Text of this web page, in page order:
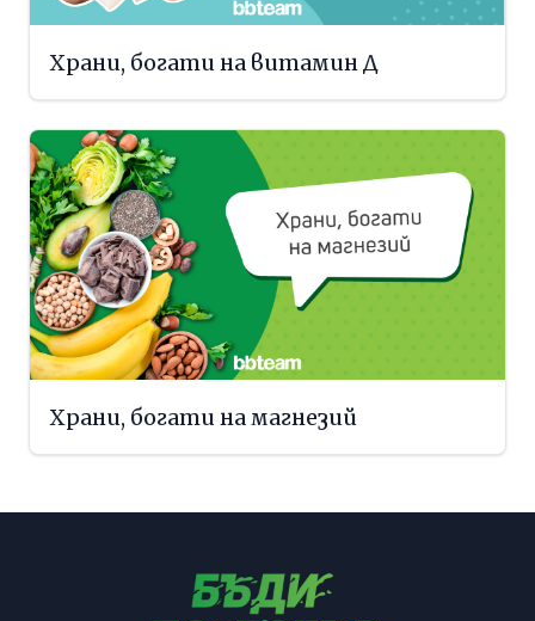
Храни, богати на витамин Д
Храни, богати на магнезий